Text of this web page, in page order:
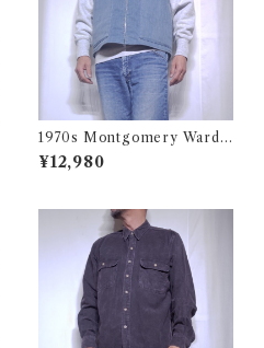
1970s Montgomery Ward
PUT TOGETHERS Nylon S
ki Vest / 70年代 モンゴメリー
¥12,980